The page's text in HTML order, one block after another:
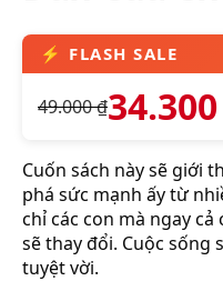
49.000₫34.300
Cuốn sách này sẽ giới
phá sức mạnh ấy từ
chỉ các con mà ngay
sẽ thay đổi. Cuộc
tuyệt vời.